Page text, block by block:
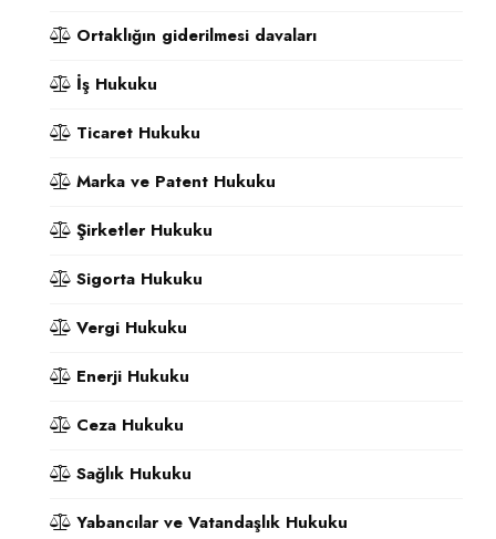
Ortaklığın giderilmesi davaları
İş Hukuku
Ticaret Hukuku
Marka ve Patent Hukuku
Şirketler Hukuku
Sigorta Hukuku
Vergi Hukuku
Enerji Hukuku
Ceza Hukuku
Sağlık Hukuku
Yabancılar ve Vatandaşlık Hukuku